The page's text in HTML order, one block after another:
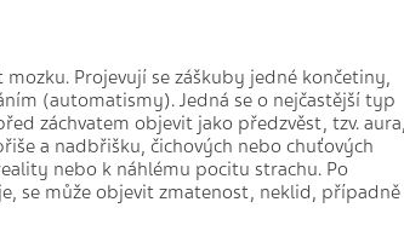
Projevují se záškuby jedné končetiny,
(automatismy). Jedná se o nejčastější typ
záchvatem objevit jako předzvěst, tzv.
a nadbřišku, čichových nebo chuťových
nebo k náhlému pocitu strachu. Po
se může objevit zmatenost, neklid, případně